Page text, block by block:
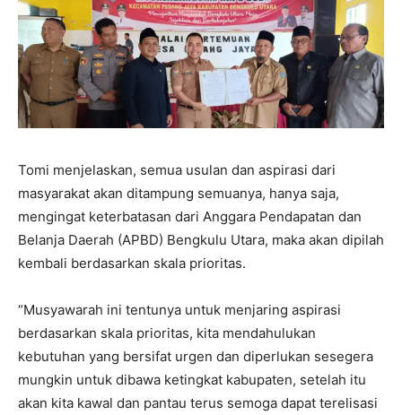
Tomi menjelaskan, semua usulan dan aspirasi dari
masyarakat akan ditampung semuanya, hanya saja,
mengingat keterbatasan dari Anggara Pendapatan dan
Belanja Daerah (APBD) Bengkulu Utara, maka akan dipilah
kembali berdasarkan skala prioritas.
“Musyawarah ini tentunya untuk menjaring aspirasi
berdasarkan skala prioritas, kita mendahulukan
kebutuhan yang bersifat urgen dan diperlukan sesegera
mungkin untuk dibawa ketingkat kabupaten, setelah itu
akan kita kawal dan pantau terus semoga dapat terelisasi